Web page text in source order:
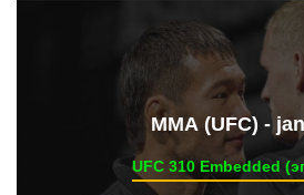
ММА (UFC) -
UFC 310 Embedded